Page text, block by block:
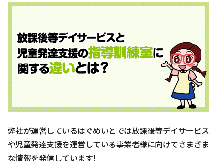
弊社が運営しているはぐめいとでは放課後等デイサービス
や児童発達支援を運営している事業者様に向けてさまざま
な情報を発信しています！